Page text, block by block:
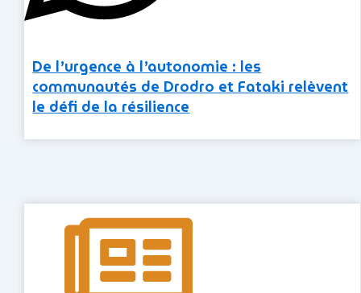
De l’urgence à l’autonomie : les
communautés de Drodro et Fataki relèvent
le défi de la résilience